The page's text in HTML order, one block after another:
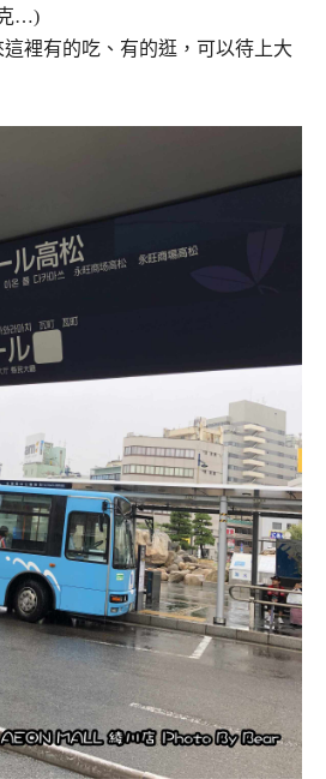
…)
裡有的吃、有的逛，可以待上大